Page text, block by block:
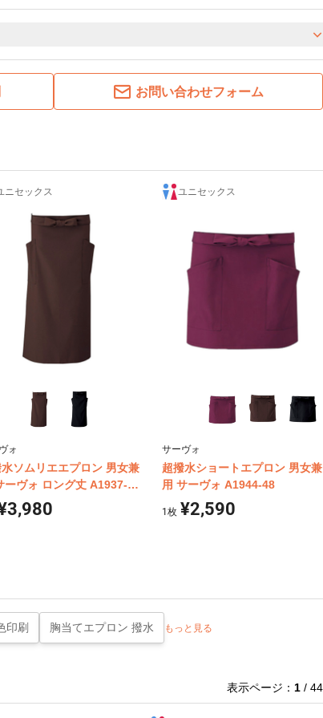
お問い合わせフォーム
ニセックス
ォ
ソムリエエプロン 男女兼
ーヴォ ロング丈 A1937-
ユニセックス
サーヴォ
超撥水ショートエプロン 男女兼
用 サーヴォ A1944-48
1枚 ¥2,590
印刷 胸当てエプロン 撥水 もっと見る
表示ページ： 1 / 44